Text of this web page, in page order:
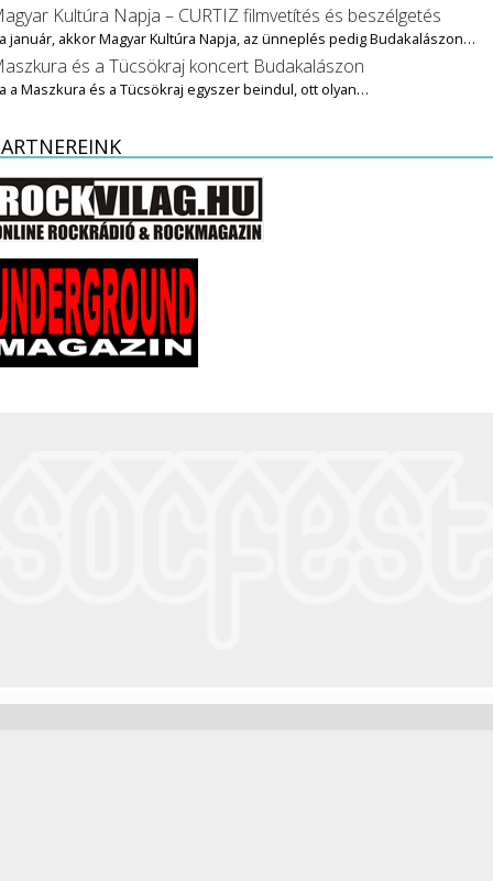
Kultúra Napja – CURTIZ filmvetítés és beszélgetés
január, akkor Magyar Kultúra Napja, az ünneplés pedig Budakalászon…
és a Tücsökraj koncert Budakalászon
a Maszkura és a Tücsökraj egyszer beindul, ott olyan…